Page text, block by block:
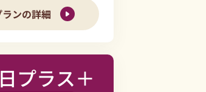
ンの詳細
プラス＋